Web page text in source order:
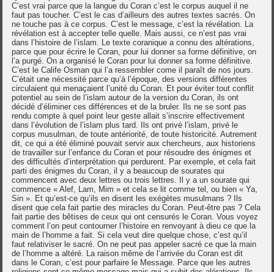
C’est vrai parce que la langue du Coran c’est le corpus auquel il ne
faut pas toucher. C’est le cas d’ailleurs des autres textes sacrés. On
ne touche pas à ce corpus. C’est le message, c’est la révélation. La
révélation est à accepter telle quelle. Mais aussi, ce n’est pas vrai
dans l’histoire de l’islam. Le texte coranique a connu des altérations,
parce que pour écrire le Coran, pour lui donner sa forme définitive, on
l’a purgé. On a organisé le Coran pour lui donner sa forme définitive.
C’est le Calife Osman qui l’a ressembler come il paraît de nos jours.
C’était une nécessité parce qu’à l’époque, des versions différentes
circulaient qui menaçaient l’unité du Coran. Et pour éviter tout conflit
potentiel au sein de l’islam autour de la version du Coran, ils ont
décidé d’éliminer ces différences et de la bruler. Ils ne se sont pas
rendu compte à quel point leur geste allait s’inscrire effectivement
dans l’évolution de l’islam plus tard. Ils ont privé l’islam, privé le
corpus musulman, de toute antériorité, de toute historicité. Autrement
dit, ce qui a été éliminé pouvait servir aux chercheurs, aux historiens
de travailler sur l’enfance du Coran et pour résoudre des énigmes et
des difficultés d’interprétation qui perdurent. Par exemple, et cela fait
parti des énigmes du Coran, il y a beaucoup de sourates qui
commencent avec deux lettres ou trois lettres. Il y a un sourate qui
commence « Alef, Lam, Mim » et cela se lit comme tel, ou bien « Ya,
Sin ». Et qu’est-ce qu’ils en disent les exégètes musulmans ? Ils
disent que cela fait partie des miracles du Coran. Peut-être pas ? Cela
fait partie des bêtises de ceux qui ont censurés le Coran. Vous voyez
comment l’on peut contourner l’histoire en renvoyant à dieu ce que la
main de l’homme a fait. Si cela veut dire quelque chose, c’est qu’il
faut relativiser le sacré. On ne peut pas appeler sacré ce que la main
de l’homme a altéré. La raison même de l’arrivée du Coran est dit
dans le Coran, c’est pour parfaire le Message. Parce que les autres